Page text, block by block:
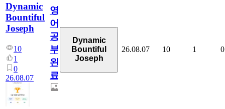
Dynamic
Bountiful
Joseph
10
1
0
26.08.07
영
어
공
부
완
료
Dynamic
Bountiful
Joseph
26.08.07 10 1 0